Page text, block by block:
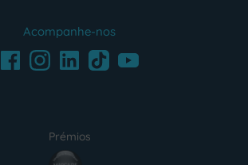
Acompanhe-nos
FacebookInstagramLinkedInTikTokYoutube
Prémios
award4